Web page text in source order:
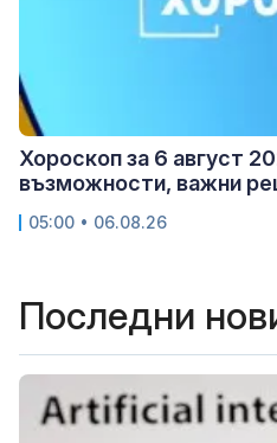
Хороскоп за 6 август
възможности, важни
05:00 • 06.08.26
Последни